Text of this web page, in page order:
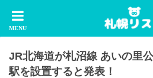
JR北海道が札沼線 あいの里
駅を設置すると発表！